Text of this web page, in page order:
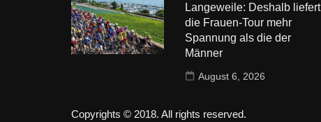
Langeweile: Deshalb liefert
die Frauen-Tour mehr
Spannung als die der
Männer
August 6, 2026
Copyrights © 2018. All rights reserved.